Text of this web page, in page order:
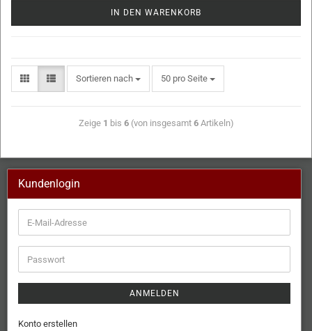
IN DEN WARENKORB
Sortieren nach 50 pro Seite
Zeige 1 bis 6(von insgesamt 6Artikeln)
Kundenlogin
ANMELDEN
Konto erstellen